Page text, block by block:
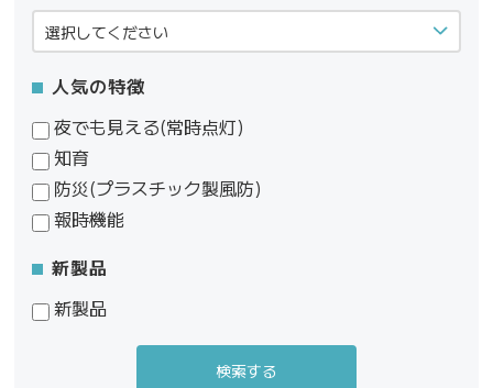
人気の特徴
夜でも見える(常時点灯)
知育
防災(プラスチック製風防)
報時機能
新製品
新製品